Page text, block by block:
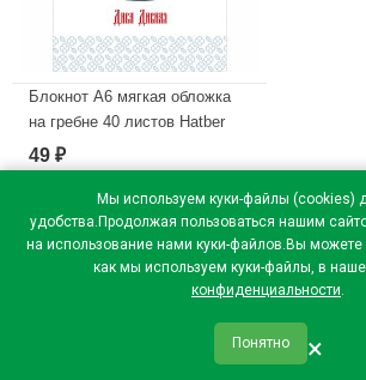
Мы используем куки-файлы (cookies)
удобства.Продолжая пользоваться нашим
на использование нами куки-файлов.Вы можете
как мы используем куки-файлы, в
конфиденциальности.
Понятно ×
Блокнот А6 мягкая обложка
на гребне 40 листов Hatber
Дива дивная клетка арт
40Б6В1гр
В наличии
49 ₽
qr_code